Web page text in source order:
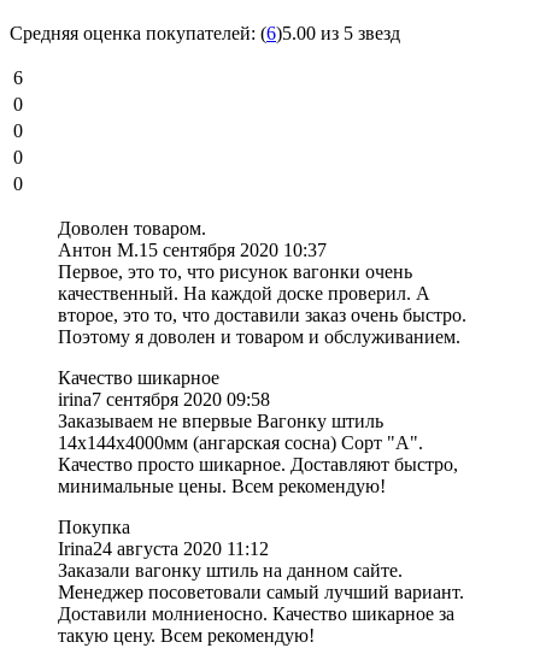
Средняя оценка покупателей: (6)5.00 из 5 звезд
6
0
0
0
0
Доволен товаром.
Антон М.15 сентября 2020 10:37
Первое, это то, что рисунок вагонки очень
качественный. На каждой доске проверил. А
второе, это то, что доставили заказ очень быстро.
Поэтому я доволен и товаром и обслуживанием.
Качество шикарное
irina7 сентября 2020 09:58
Заказываем не впервые Вагонку штиль
14х144х4000мм (ангарская сосна) Сорт "A".
Качество просто шикарное. Доставляют быстро,
минимальные цены. Всем рекомендую!
Покупка
Irina24 августа 2020 11:12
Заказали вагонку штиль на данном сайте.
Менеджер посоветовали самый лучший вариант.
Доставили молниеносно. Качество шикарное за
такую цену. Всем рекомендую!